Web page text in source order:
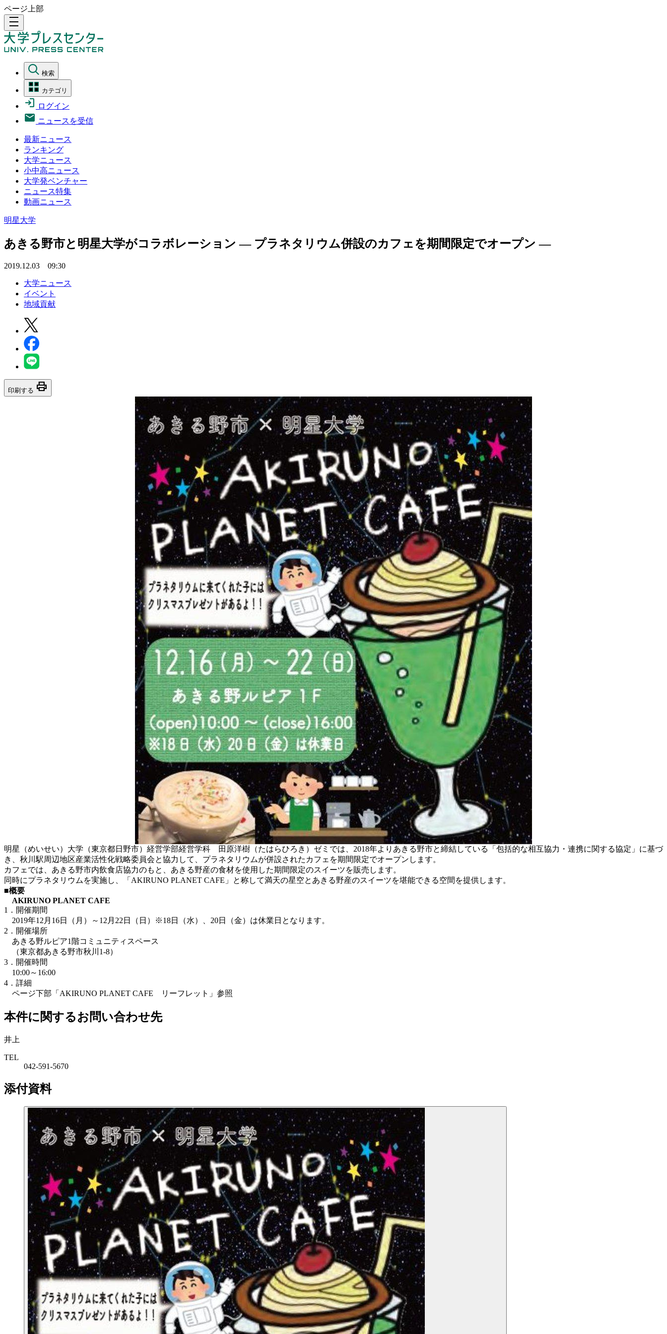
ページ上部
density_medium
検索
カテゴリ
ログイン
ニュースを受信
最新ニュース
ランキング
大学ニュース
小中高ニュース
大学発ベンチャー
ニュース特集
動画ニュース
明星大学
あきる野市と明星大学がコラボレーション — プラネタリウム併設のカフェを期間限定でオープン —
2019.12.03 09:30
大学ニュース
イベント
地域貢献
印刷する print
明星（めいせい）大学（東京都日野市）経営学部経営学科 田原洋樹（たはらひろき）ゼミでは、2018年よりあきる野市と締結している「包括的な相互協力・連携に関する協定」に基づ
き、秋川駅周辺地区産業活性化戦略委員会と協力して、プラネタリウムが併設されたカフェを期間限定でオープンします。
カフェでは、あきる野市内飲食店協力のもと、あきる野産の食材を使用した期間限定のスイーツを販売します。
同時にプラネタリウムを実施し、「AKIRUNO PLANET CAFE」と称して満天の星空とあきる野産のスイーツを堪能できる空間を提供します。
■概要
AKIRUNO PLANET CAFE
1．開催期間
2019年12月16日（月）～12月22日（日）※18日（水）、20日（金）は休業日となります。
2．開催場所
あきる野ルピア1階コミュニティスペース
（東京都あきる野市秋川1-8）
3．開催時間
10:00～16:00
4．詳細
ページ下部「AKIRUNO PLANET CAFE リーフレット」参照
本件に関するお問い合わせ先
井上
TEL
042-591-5670
添付資料